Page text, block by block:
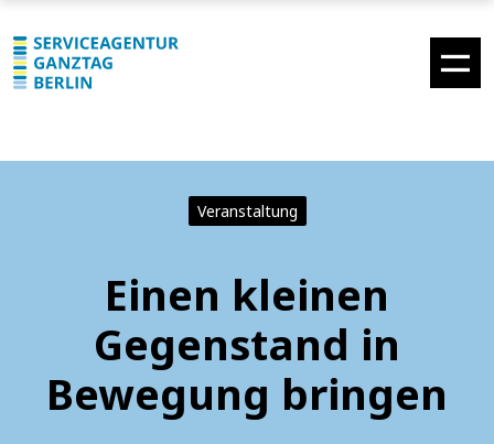
Veranstaltung
Einen kleinen
Gegenstand in
Bewegung bringen